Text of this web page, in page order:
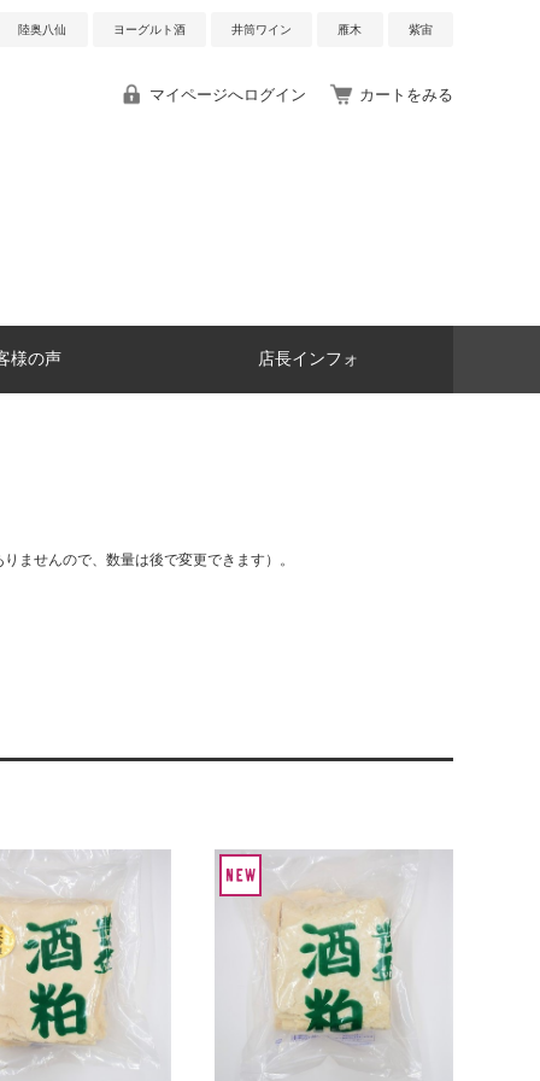
陸奥八仙 ヨーグルト酒 井筒ワイン 雁木 紫宙
マイページへログイン カートをみる
様の声 店長インフォ
ませんので、数量は後で変更できます）。